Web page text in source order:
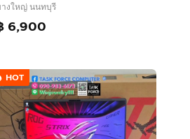
งใหญ่ นนทบุรี
6,900
HOT